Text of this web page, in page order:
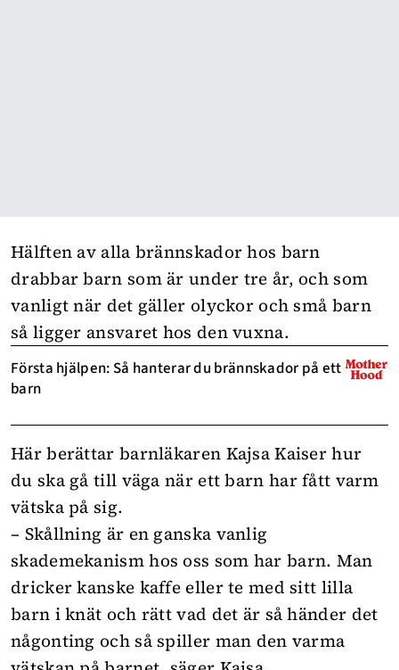
Hälften av alla brännskador hos barn
drabbar barn som är under tre år, och som
vanligt när det gäller olyckor och små barn
så ligger ansvaret hos den vuxna.
Första hjälpen: Så hanterar du brännskador på ett
barn
Här berättar barnläkaren Kajsa Kaiser hur
du ska gå till väga när ett barn har fått varm
vätska på sig.
– Skållning är en ganska vanlig
skademekanism hos oss som har barn. Man
dricker kanske kaffe eller te med sitt lilla
barn i knät och rätt vad det är så händer det
någonting och så spiller man den varma